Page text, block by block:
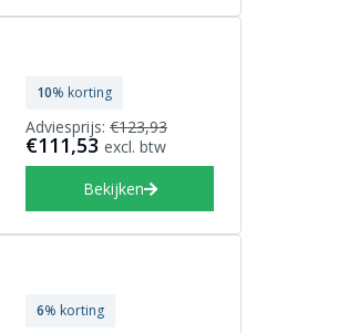
10% korting
Adviesprijs: €123,93
€111,53 excl. btw
Bekijken
6% korting